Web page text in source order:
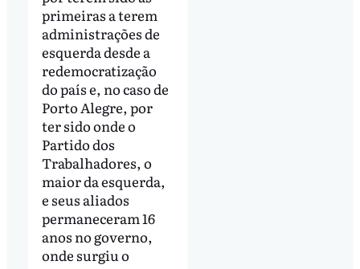
primeiras a terem
administrações de
esquerda desde a
redemocratização
do país e, no caso de
Porto Alegre, por
ter sido onde o
Partido dos
Trabalhadores, o
maior da esquerda,
e seus aliados
permaneceram 16
anos no governo,
onde surgiu o